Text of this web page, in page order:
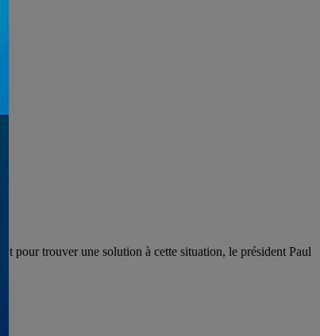
pour trouver une solution à cette situation, le président Paul